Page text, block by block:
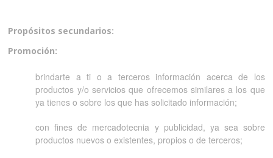
Propósitos secundarios:
Promoción:
brindarte a ti o a terceros información acerca de los
productos y/o servicios que ofrecemos similares a los que
ya tienes o sobre los que has solicitado información;
con fines de mercadotecnia y publicidad, ya sea sobre
productos nuevos o existentes, propios o de terceros;